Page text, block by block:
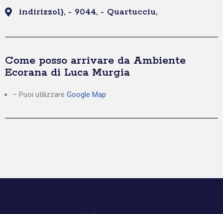
indirizzo1}, - 9044, - Quartucciu,
Come posso arrivare da Ambiente
Ecorana di Luca Murgia
– Puoi utilizzare Google Map